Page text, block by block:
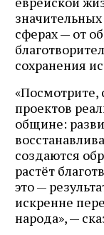
сферах — от
сохранения
«Посмотрите,
проектов
общине:
создаются
растёт
это —
искренне
народа», —